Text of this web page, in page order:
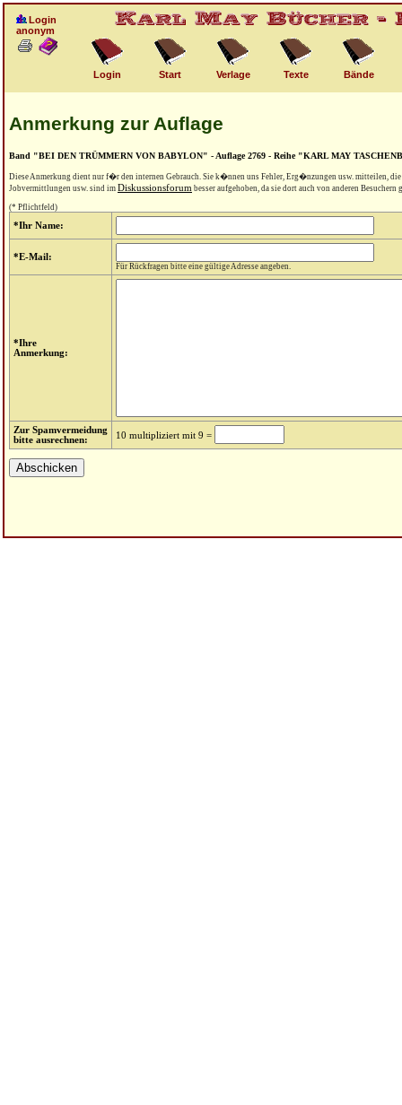
Login
anonym
Login Start Verlage Texte Bände
Anmerkung zur Auflage
Band "BEI DEN TRÜMMERN VON BABYLON" - Auflage 2769 - Reihe "KARL MAY
Diese Anmerkung dient nur f�r den internen Gebrauch. Sie k�nnen uns Fehler, Erg�nzungen usw. mitteilen,
Jobvermittlungen usw. sind im Diskussionsforum besser aufgehoben, da sie dort auch von anderen
(* Pflichtfeld)
*Ihr Name:
*E-Mail:
Für Rückfragen bitte eine gültige Adresse angeben.
*Ihre
Anmerkung:
Zur Spamvermeidung
bitte ausrechnen:
10 multipliziert mit 9 =